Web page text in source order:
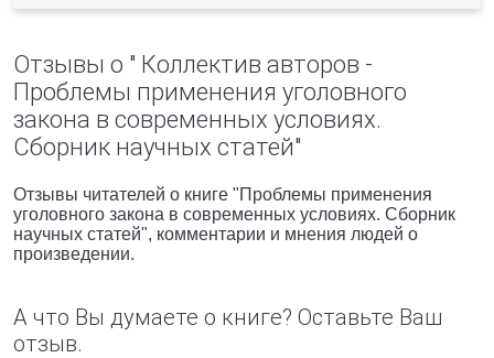
Отзывы о " Коллектив авторов -
Проблемы применения уголовного
закона в современных условиях.
Сборник научных статей"
Отзывы читателей о книге "Проблемы применения
уголовного закона в современных условиях. Сборник
научных статей", комментарии и мнения людей о
произведении.
А что Вы думаете о книге? Оставьте Ваш
отзыв.